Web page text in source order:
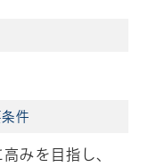
件
みを目指し、